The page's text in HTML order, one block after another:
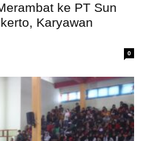
ke PT Sun
Karyawan
0